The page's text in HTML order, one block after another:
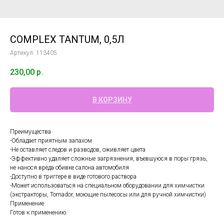
COMPLEX TANTUM, 0,5Л
Артикул: 113405
230,00 р.
В КОРЗИНУ
Преимущества
-Обладает приятным запахом
-Не оставляет следов и разводов, оживляет цвета
-Эффективно удаляет сложные загрязнения, въевшуюся в поры грязь,
не нанося вреда обивке салона автомобиля
-Доступно в триггере в виде готового раствора
-Может использоваться на специальном оборудовании для химчистки
(экстракторы, Tornador, моющие пылесосы или для ручной химчистки)
Применение
Готов к применению.